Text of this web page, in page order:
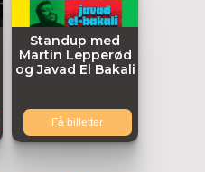
Standup med
Martin Lepperød
og Javad El Bakali
Få billetter